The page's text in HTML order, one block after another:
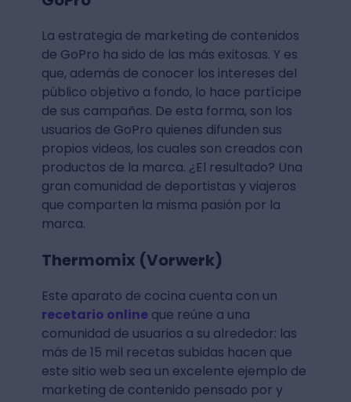
La estrategia de marketing de contenidos
de GoPro ha sido de las más exitosas. Y es
que, además de conocer los intereses del
público objetivo a fondo, lo hace partícipe
de sus campañas. De esta forma, son los
usuarios de GoPro quienes difunden sus
propios videos, los cuales son creados con
productos de la marca. ¿El resultado? Una
gran comunidad de deportistas y viajeros
que comparten la misma pasión por la
marca.
Thermomix (Vorwerk)
Este aparato de cocina cuenta con un
recetario onlineque reúne a una
comunidad de usuarios a su alrededor: las
más de 15 mil recetas subidas hacen que
este sitio web sea un excelente ejemplo de
marketing de contenido pensado por y